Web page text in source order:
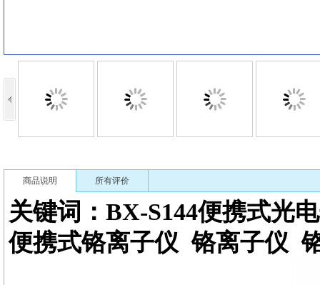
商品说明 所有评价
关键词：BX-S144便携式光
便携式铬离子仪 铬离子仪